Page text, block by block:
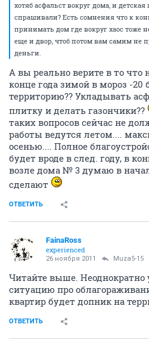
хотяб асфальст вокруг дома, и
спрашивали? Есть сомнения что к
принимать дом где вокруг хаос тоже
еще и двор, чтоб потом вам самим не
деньги.
А вы реально верите в то
конце года зимой в мороз -20
территорию?? Укладывать
плитку и делать газончики??
таких вопросов сейчас не
работы ведутся летом....
осенью.... Полное
будет вроде в след. году, в
возле дома № 3 думаю в
сделают
ОТВЕТИТЬ
FainaRoss
experienced
26 ноября 2011 Muza5-15
Читайте выше.
ситуацию про
квартир будет допник на
ОТВЕТИТЬ